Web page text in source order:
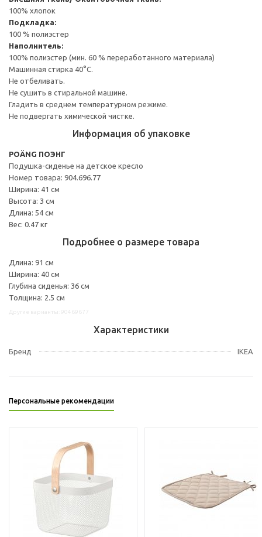
100% хлопок
Подкладка:
100 % полиэстер
Наполнитель:
100% полиэстер (мин. 60 % переработанного материала)
Машинная стирка 40°С.
Не отбеливать.
Не сушить в стиральной машине.
Гладить в среднем температурном режиме.
Не подвергать химической чистке.
Информация об упаковке
POÄNG ПОЭНГ
Подушка-сиденье на детское кресло
Номер товара: 904.696.77
Ширина: 41 см
Высота: 3 см
Длина: 54 см
Вес: 0.47 кг
Подробнее о размере товара
Длина: 91 см
Ширина: 40 см
Глубина сиденья: 36 см
Толщина: 2.5 см
Характеристики
Бренд IKEA
Персональные рекомендации